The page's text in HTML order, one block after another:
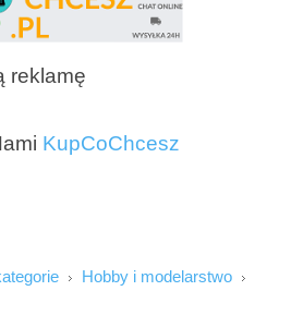
reklamę
KupCoChcesz
Hobby i modelarstwo